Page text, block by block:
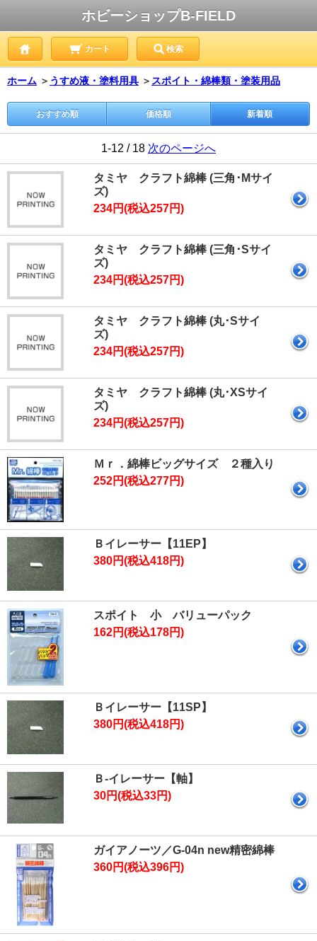
ホビーショップB-FIELD
カート 検索
ホーム ＞ うすめ液・塗料用具 ＞ スポイト・綿棒類・塗装用品
おすすめ順 価格順 新着順
1-12 / 18 次のページへ
タミヤ クラフト綿棒 (三角･Mサイ
ズ)
234円(税込257円)
タミヤ クラフト綿棒 (三角･Sサイ
ズ)
234円(税込257円)
タミヤ クラフト綿棒 (丸･Sサイ
ズ)
234円(税込257円)
タミヤ クラフト綿棒 (丸･XSサイ
ズ)
234円(税込257円)
Ｍｒ．綿棒ビッグサイズ ２種入り
252円(税込277円)
Ｂイレーサー【11EP】
380円(税込418円)
スポイト 小 バリューパック
162円(税込178円)
Ｂイレーサー【11SP】
380円(税込418円)
Ｂ-イレーサー【軸】
30円(税込33円)
ガイアノーツ／G-04n new精密綿棒
360円(税込396円)